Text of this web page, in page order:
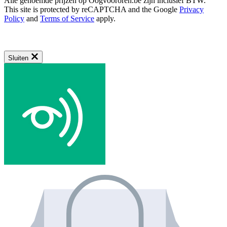
This site is protected by reCAPTCHA and the Google Privacy
Policy and Terms of Service apply.
Sluiten